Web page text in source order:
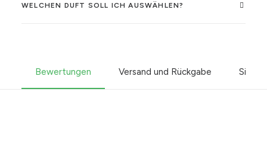
WELCHEN DUFT SOLL ICH AUSWÄHLEN?
Bewertungen Versand und Rückgabe